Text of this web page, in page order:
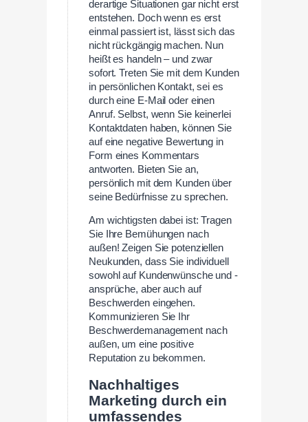
derartige Situationen gar nicht erst
entstehen. Doch wenn es erst
einmal passiert ist, lässt sich das
nicht rückgängig machen. Nun
heißt es handeln – und zwar
sofort. Treten Sie mit dem Kunden
in persönlichen Kontakt, sei es
durch eine E-Mail oder einen
Anruf. Selbst, wenn Sie keinerlei
Kontaktdaten haben, können Sie
auf eine negative Bewertung in
Form eines Kommentars
antworten. Bieten Sie an,
persönlich mit dem Kunden über
seine Bedürfnisse zu sprechen.
Am wichtigsten dabei ist: Tragen
Sie Ihre Bemühungen nach
außen! Zeigen Sie potenziellen
Neukunden, dass Sie individuell
sowohl auf Kundenwünsche und -
ansprüche, aber auch auf
Beschwerden eingehen.
Kommunizieren Sie Ihr
Beschwerdemanagement nach
außen, um eine positive
Reputation zu bekommen.
Nachhaltiges
Marketing durch ein
umfassendes